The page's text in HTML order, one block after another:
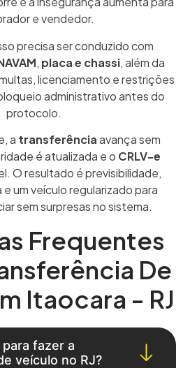
e vendedor.
precisa ser conduzido com
, placa e chassi, além da
licenciamento e restrições
administrativo antes do
protocolo.
a transferênciaavança sem
é atualizada e o CRLV-e
O resultado é previsibilidade,
um veículo regularizado para
sem surpresas no sistema.
Frequentes
De
Itaocara - RJ
fazer a
veículo no RJ?